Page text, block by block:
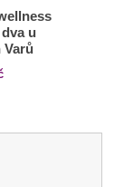
u
Varů